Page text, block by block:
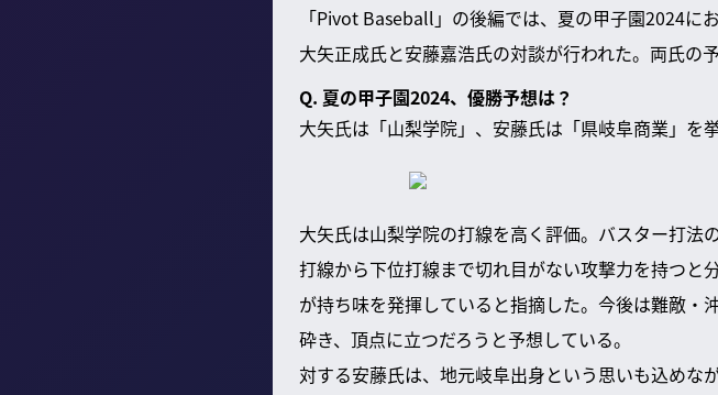
「Pivot Baseball」の後編では、夏の甲子園2024に
大矢正成氏と安藤嘉浩氏の対談が行われた。両氏の
Q. 夏の甲子園2024、優勝予想は？
大矢氏は「山梨学院」、安藤氏は「県岐阜商業」を挙
大矢氏は山梨学院の打線を高く評価。バスター打法
打線から下位打線まで切れ目がない攻撃力を持つと
が持ち味を発揮していると指摘した。今後は難敵・
砕き、頂点に立つだろうと予想している。
対する安藤氏は、地元岐阜出身という思いも込め